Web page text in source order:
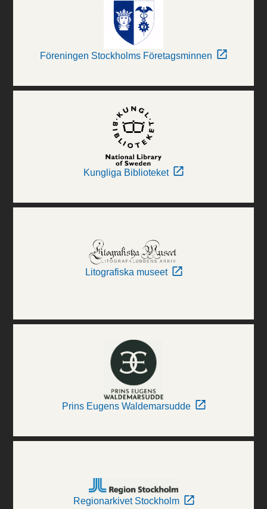
Föreningen Stockholms Företagsminnen
Kungliga Biblioteket
Litografiska museet
Prins Eugens Waldemarsudde
Regionarkivet Stockholm